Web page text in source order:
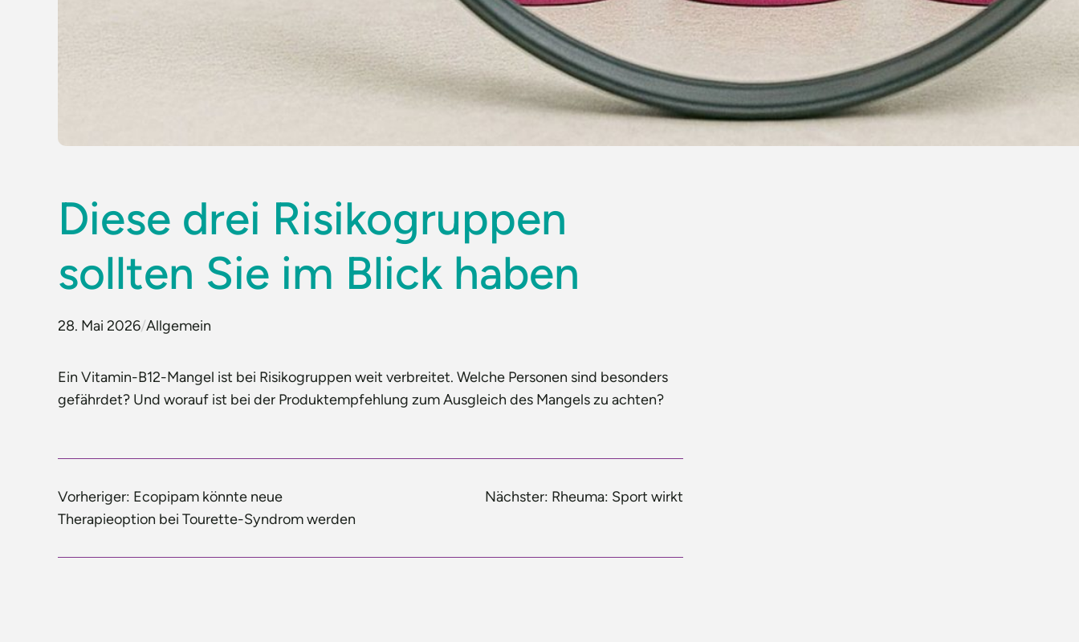
Diese drei Risikogruppen
sollten Sie im Blick haben
28. Mai 2026/Allgemein
Ein Vitamin-B12-Mangel ist bei Risikogruppen weit verbreitet. Welche Personen sind besonders
gefährdet? Und worauf ist bei der Produktempfehlung zum Ausgleich des Mangels zu achten?
Vorheriger: Ecopipam könnte neue
Therapieoption bei Tourette-Syndrom werden
Nächster: Rheuma: Sport wirkt